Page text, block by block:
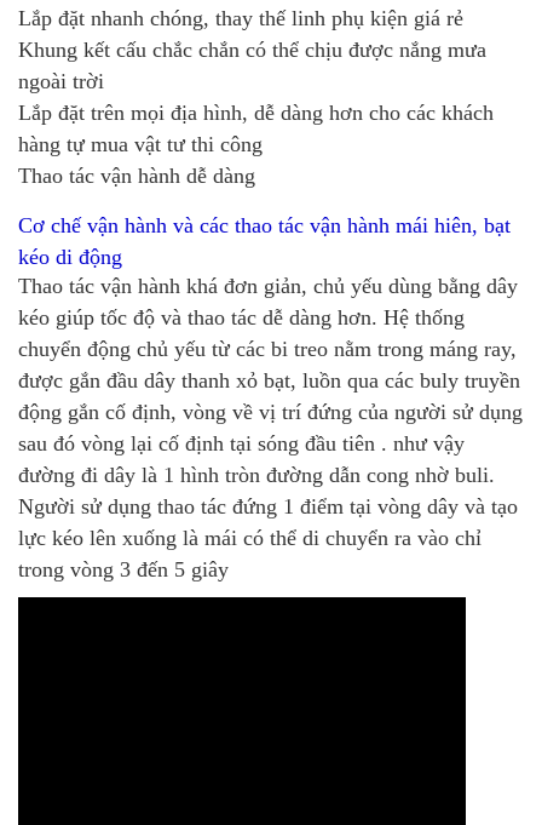
Lắp đặt nhanh chóng, thay thế linh phụ kiện giá rẻ
Khung kết cấu chắc chắn có thể chịu được nắng mưa
ngoài trời
Lắp đặt trên mọi địa hình, dễ dàng hơn cho các khách
hàng tự mua vật tư thi công
Thao tác vận hành dễ dàng
Cơ chế vận hành và các thao tác vận hành mái hiên, bạt
kéo di động
Thao tác vận hành khá đơn giản, chủ yếu dùng bằng dây
kéo giúp tốc độ và thao tác dễ dàng hơn. Hệ thống
chuyển động chủ yếu từ các bi treo nằm trong máng ray,
được gắn đầu dây thanh xỏ bạt, luồn qua các buly truyền
động gắn cố định, vòng về vị trí đứng của người sử dụng
sau đó vòng lại cố định tại sóng đầu tiên . như vậy
đường đi dây là 1 hình tròn đường dẫn cong nhờ buli.
Người sử dụng thao tác đứng 1 điểm tại vòng dây và tạo
lực kéo lên xuống là mái có thể di chuyển ra vào chỉ
trong vòng 3 đến 5 giây